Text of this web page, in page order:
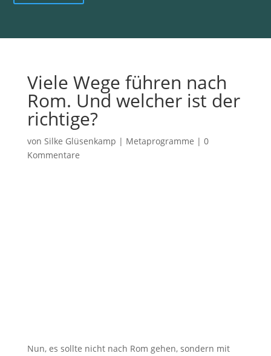
Viele Wege führen nach
Rom. Und welcher ist der
richtige?
von Silke Glüsenkamp | Metaprogramme | 0
Kommentare
Nun, es sollte nicht nach Rom gehen, sondern mit